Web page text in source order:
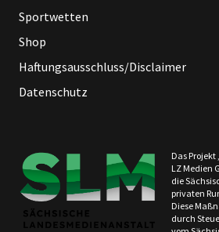
Sportwetten
Shop
Haftungsausschluss/Disclaimer
Datenschutz
Das Projekt
LZ Medien
die
privaten
Diese
durch